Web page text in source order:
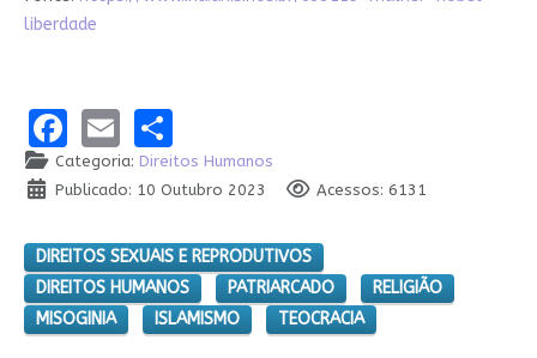
liberdade
Facebook
EmailShare
Categoria: Direitos Humanos
Publicado: 10 Outubro 2023
Acessos: 6131
DIREITOS SEXUAIS E REPRODUTIVOS
DIREITOS HUMANOS
PATRIARCADO
RELIGIÃO
MISOGINIA
ISLAMISMO TEOCRACIA